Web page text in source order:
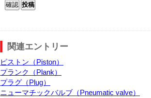
関連エントリー
ピストン（Piston）
プランク（Plank）
プラグ（Plug）
ニューマチックバルブ（Pneumatic valve）